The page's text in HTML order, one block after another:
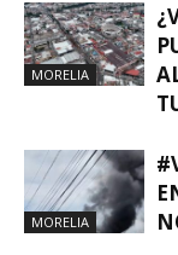
MORELIA
MORELIA